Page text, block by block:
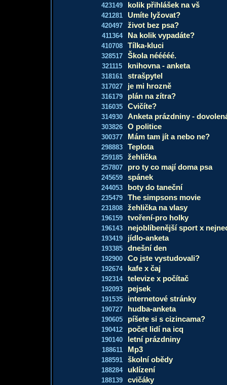
423149 kolik přihlášek na vš
421281 Umíte lyžovat?
420497 život bez psa?
411364 Na kolik vypadáte?
410708 Tílka-kluci
328517 Škola nééééé.
321115 knihovna - anketa
318161 strašpytel
317027 je mi hrozně
316179 plán na zítra?
316035 Cvičíte?
314930 Anketa prázdniny -
303826 O politice
300377 Mám tam jít a nebo ne?
298883 Teplota
259185 žehlička
257807 pro ty co mají doma psa
245659 spánek
244053 boty do taneční
235479 The simpsons movie
231808 žehlička na vlasy
196159 tvoření-pro holky
196143 nejoblíbenější sport x
193419 jídlo-anketa
193385 dnešní den
192900 Co jste vystudovali?
192674 kafe x čaj
192314 televize x počítač
192093 pejsek
191535 internetové stránky
190727 hudba-anketa
190605 píšete si s cizincama?
190412 počet lidí na icq
190140 letní prázdniny
188611 Mp3
188591 školní obědy
188284 uklízení
188139 cvičáky